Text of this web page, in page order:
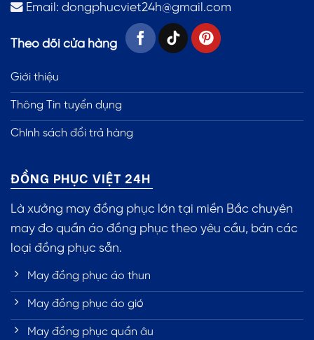
Email: dongphucviet24h@gmail.com
Theo dõi cửa hàng
Giới thiệu
Thông Tin tuyển dụng
Chính sách đổi trả hàng
ĐỒNG PHỤC VIỆT 24H
Là xưởng may đồng phục lớn tại miền Bắc chuyên
may đo quần áo đồng phục theo yêu cầu, bán các
loại đồng phục sẵn.
May đồng phục áo thun
May đồng phục áo gió
May đồng phục quần âu